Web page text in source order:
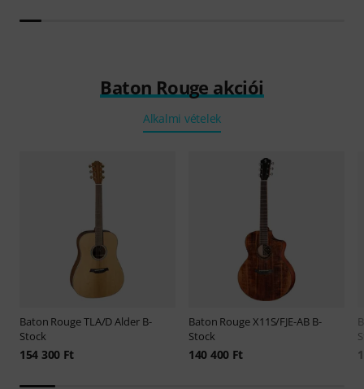
Baton Rouge akciói
Alkalmi vételek
Baton RougeTLA/D Alder B-
Stock
154 300 Ft
Baton RougeX11S/FJE-AB B-
Stock
140 400 Ft